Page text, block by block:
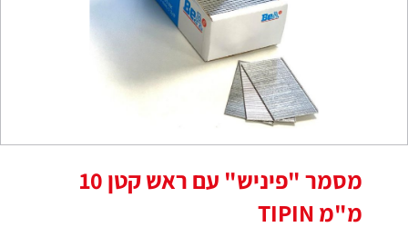
מסמר "פיניש" עם ראש קטן 10
מ"מ TIPIN